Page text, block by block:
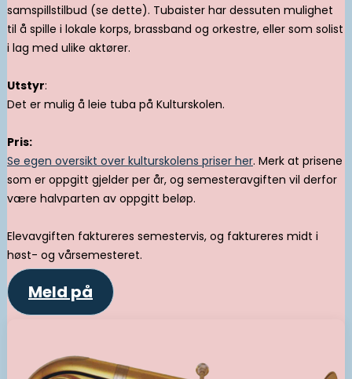
samspillstilbud (se dette). Tubaister har dessuten mulighet
til å spille i lokale korps, brassband og orkestre, eller som solist
i lag med ulike aktører.
Utstyr:
Det er mulig å leie tuba på Kulturskolen.
Pris:
Se egen oversikt over kulturskolens priser her. Merk at prisene
som er oppgitt gjelder per år, og semesteravgiften vil derfor
være halvparten av oppgitt beløp.
Elevavgiften faktureres semestervis, og faktureres midt i
høst- og vårsemesteret.
Meld på